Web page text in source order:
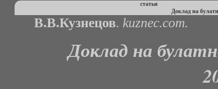
статьи
Доклад на
В.В.Кузнецов. kuznec.com.
Доклад на